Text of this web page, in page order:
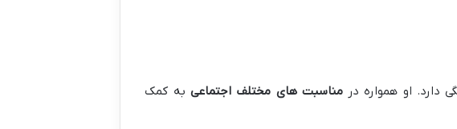
دارد. او همواره درمناسبت های مختلف اجتماعی به کمک